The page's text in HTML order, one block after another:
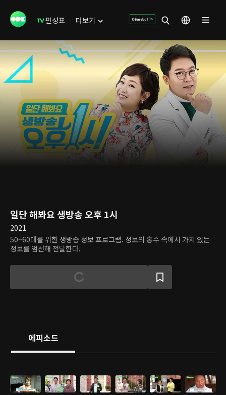
편성표 더보기
일단 해봐요 생방송 오후 1시
2021
50~60대를 위한 생방송 정보 프로그램. 정보의 홍수 속에서 가치 있는
정보를 엄선해 전달한다.
에피소드